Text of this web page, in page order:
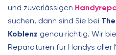
und zuverlässigen
suchen, dann sind Sie bei
Koblenz genau richtig. Wir
Reparaturen für Handys aller